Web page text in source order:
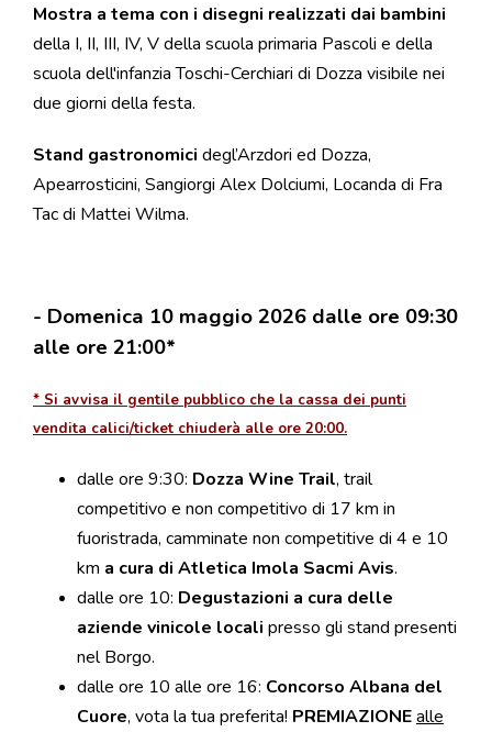
Mostra a tema con i disegni realizzati dai bambini
della I, II, III, IV, V della scuola primaria Pascoli e della
scuola dell'infanzia Toschi-Cerchiari di Dozza visibile nei
due giorni della festa.
Stand gastronomici degl’Arzdori ed Dozza,
Apearrosticini, Sangiorgi Alex Dolciumi, Locanda di Fra
Tac di Mattei Wilma.
- Domenica 10 maggio 2026 dalle ore 09:30
alle ore 21:00*
* Si avvisa il gentile pubblico che la cassa dei punti
vendita calici/ticket chiuderà alle ore 20:00.
dalle ore 9:30: Dozza Wine Trail, trail
competitivo e non competitivo di 17 km in
fuoristrada, camminate non competitive di 4 e 10
km a cura di Atletica Imola Sacmi Avis.
dalle ore 10: Degustazioni a cura delle
aziende vinicole locali presso gli stand presenti
nel Borgo.
dalle ore 10 alle ore 16: Concorso Albana del
Cuore, vota la tua preferita! PREMIAZIONEalle